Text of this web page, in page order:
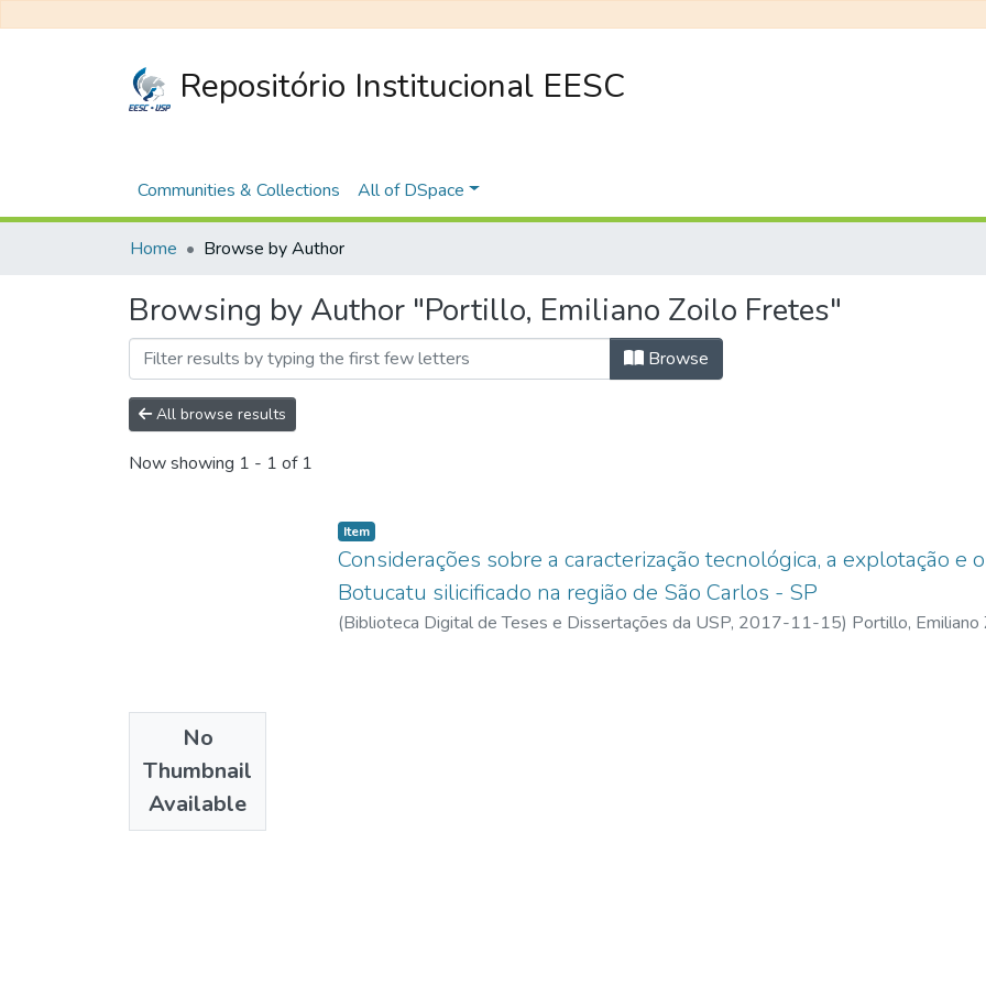
Repositório Institucional EESC
Communities & Collections All of DSpace
Home Browse by Author
Browsing by Author "Portillo, Emiliano Zoilo Fretes"
Browse
All browse results
Now showing 1 - 1 of 1
No
Thumbnail
Available
Item
Considerações sobre a caracterização tecnológica, a explotação e
Botucatu silicificado na região de São Carlos - SP
(Biblioteca Digital de Teses e Dissertações da USP, 2017-11-15) Portillo,